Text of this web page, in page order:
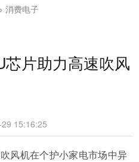
消费电子
芯片助力高速吹风
15:16:25
风机在个护小家电市场中异